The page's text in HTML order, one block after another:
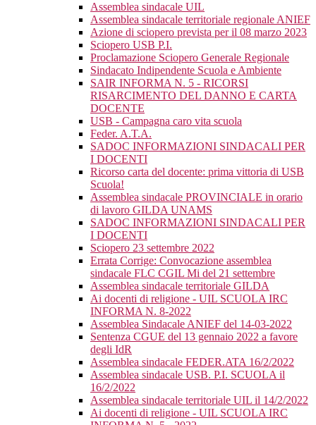
Assemblea sindacale UIL
Assemblea sindacale territoriale regionale ANIEF
Azione di sciopero prevista per il 08 marzo 2023
Sciopero USB P.I.
Proclamazione Sciopero Generale Regionale
Sindacato Indipendente Scuola e Ambiente
SAIR INFORMA N. 5 - RICORSI
RISARCIMENTO DEL DANNO E CARTA
DOCENTE
USB - Campagna caro vita scuola
Feder. A.T.A.
SADOC INFORMAZIONI SINDACALI PER
I DOCENTI
Ricorso carta del docente: prima vittoria di USB
Scuola!
Assemblea sindacale PROVINCIALE in orario
di lavoro GILDA UNAMS
SADOC INFORMAZIONI SINDACALI PER
I DOCENTI
Sciopero 23 settembre 2022
Errata Corrige: Convocazione assemblea
sindacale FLC CGIL Mi del 21 settembre
Assemblea sindacale territoriale GILDA
Ai docenti di religione - UIL SCUOLA IRC
INFORMA N. 8-2022
Assemblea Sindacale ANIEF del 14-03-2022
Sentenza CGUE del 13 gennaio 2022 a favore
degli IdR
Assemblea sindacale FEDER.ATA 16/2/2022
Assemblea sindacale USB. P.I. SCUOLA il
16/2/2022
Assemblea sindacale territoriale UIL il 14/2/2022
Ai docenti di religione - UIL SCUOLA IRC